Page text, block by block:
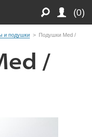
(0)
и подушки > Подушки Med /
/